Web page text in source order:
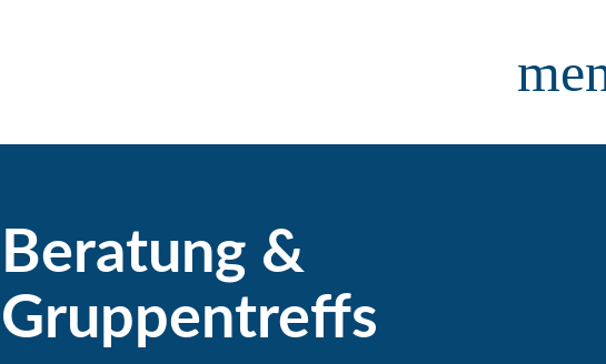
Beratung &
Gruppentreffs